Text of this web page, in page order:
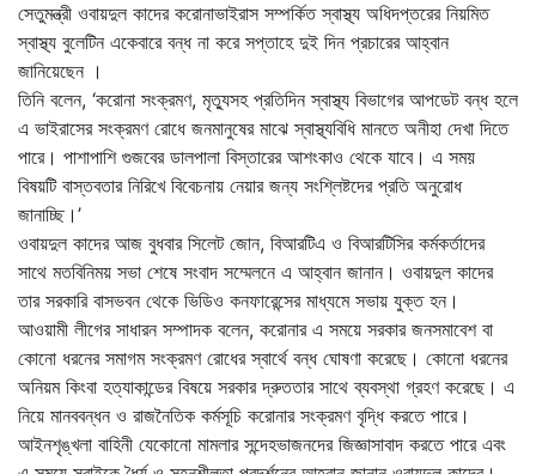
সেতুমন্ত্রী ওবায়দুল কাদের করোনাভাইরাস সম্পর্কিত স্বাস্থ্য অধিদপ্তরের নিয়মিত
স্বাস্থ্য বুলেটিন একেবারে বন্ধ না করে সপ্তাহে দুই দিন প্রচারের আহ্বান
জানিয়েছেন ।
তিনি বলেন, ‘করোনা সংক্রমণ, মৃত্যুসহ প্রতিদিন স্বাস্থ্য বিভাগের আপডেট বন্ধ হলে
এ ভাইরাসের সংক্রমণ রোধে জনমানুষের মাঝে স্বাস্থ্যবিধি মানতে অনীহা দেখা দিতে
পারে। পাশাপাশি গুজবের ডালপালা বিস্তারের আশংকাও থেকে যাবে। এ সময়
বিষয়টি বাস্তবতার নিরিখে বিবেচনায় নেয়ার জন্য সংশ্লিষ্টদের প্রতি অনুরোধ
জানাচ্ছি।’
ওবায়দুল কাদের আজ বুধবার সিলেট জোন, বিআরটিএ ও বিআরটিসির কর্মকর্তাদের
সাথে মতবিনিময় সভা শেষে সংবাদ সম্মেলনে এ আহ্বান জানান। ওবায়দুল কাদের
তার সরকারি বাসভবন থেকে ভিডিও কনফারেন্সের মাধ্যমে সভায় যুক্ত হন।
আওয়ামী লীগের সাধারন সম্পাদক বলেন, করোনার এ সময়ে সরকার জনসমাবেশ বা
কোনো ধরনের সমাগম সংক্রমণ রোধের স্বার্থে বন্ধ ঘোষণা করেছে। কোনো ধরনের
অনিয়ম কিংবা হত্যাকান্ডের বিষয়ে সরকার দ্রুততার সাথে ব্যবস্থা গ্রহণ করেছে। এ
নিয়ে মানববন্ধন ও রাজনৈতিক কর্মসূচি করোনার সংক্রমণ বৃদ্ধি করতে পারে।
আইনশৃঙ্খলা বাহিনী যেকোনো মামলার সন্দেহভাজনদের জিজ্ঞাসাবাদ করতে পারে এবং